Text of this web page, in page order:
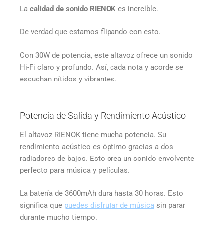
La calidad de sonido RIENOK es increíble.
De verdad que estamos flipando con esto.
Con 30W de potencia, este altavoz ofrece un sonido
Hi-Fi claro y profundo. Así, cada nota y acorde se
escuchan nítidos y vibrantes.
Potencia de Salida y Rendimiento Acústico
El altavoz RIENOK tiene mucha potencia. Su
rendimiento acústico es óptimo gracias a dos
radiadores de bajos. Esto crea un sonido envolvente
perfecto para música y películas.
La batería de 3600mAh dura hasta 30 horas. Esto
significa que puedes disfrutar de música sin parar
durante mucho tiempo.